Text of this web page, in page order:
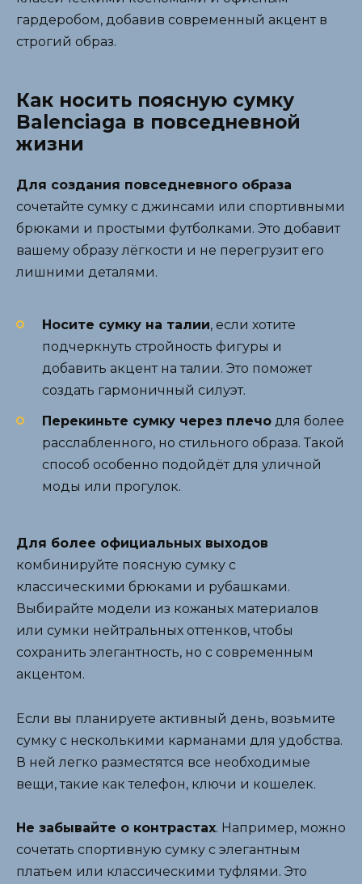
гардеробом, добавив современный акцент в
строгий образ.
Как носить поясную сумку
Balenciaga в повседневной
жизни
Для создания повседневного образа
сочетайте сумку с джинсами или спортивными
брюками и простыми футболками. Это добавит
вашему образу лёгкости и не перегрузит его
лишними деталями.
Носите сумку на талии, если хотите
подчеркнуть стройность фигуры и
добавить акцент на талии. Это поможет
создать гармоничный силуэт.
Перекиньте сумку через плечо для более
расслабленного, но стильного образа. Такой
способ особенно подойдёт для уличной
моды или прогулок.
Для более официальных выходов
комбинируйте поясную сумку с
классическими брюками и рубашками.
Выбирайте модели из кожаных материалов
или сумки нейтральных оттенков, чтобы
сохранить элегантность, но с современным
акцентом.
Если вы планируете активный день, возьмите
сумку с несколькими карманами для удобства.
В ней легко разместятся все необходимые
вещи, такие как телефон, ключи и кошелек.
Не забывайте о контрастах. Например, можно
сочетать спортивную сумку с элегантным
платьем или классическими туфлями. Это